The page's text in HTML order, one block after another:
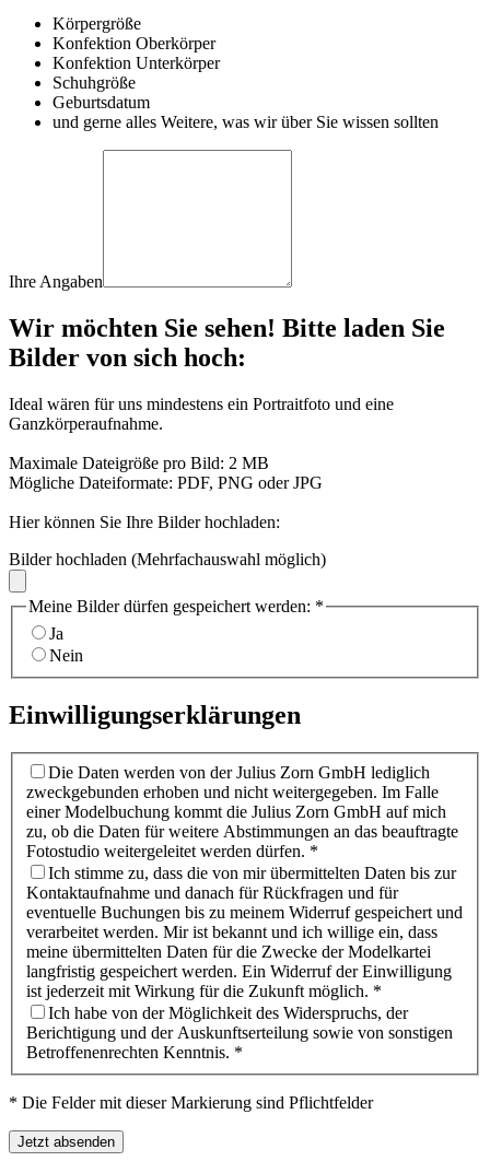
Körpergröße
Konfektion Oberkörper
Konfektion Unterkörper
Schuhgröße
Geburtsdatum
und gerne alles Weitere, was wir über Sie wissen sollten
Ihre Angaben
Wir möchten Sie sehen! Bitte laden Sie
Bilder von sich hoch:
Ideal wären für uns mindestens ein Portraitfoto und eine
Ganzkörperaufnahme.
Maximale Dateigröße pro Bild: 2 MB
Mögliche Dateiformate: PDF, PNG oder JPG
Hier können Sie Ihre Bilder hochladen:
Bilder hochladen (Mehrfachauswahl möglich)
Meine Bilder dürfen gespeichert werden: *
Ja
Nein
Einwilligungserklärungen
Die Daten werden von der Julius Zorn GmbH lediglich
zweckgebunden erhoben und nicht weitergegeben. Im Falle
einer Modelbuchung kommt die Julius Zorn GmbH auf mich
zu, ob die Daten für weitere Abstimmungen an das beauftragte
Fotostudio weitergeleitet werden dürfen. *
Ich stimme zu, dass die von mir übermittelten Daten bis zur
Kontaktaufnahme und danach für Rückfragen und für
eventuelle Buchungen bis zu meinem Widerruf gespeichert und
verarbeitet werden. Mir ist bekannt und ich willige ein, dass
meine übermittelten Daten für die Zwecke der Modelkartei
langfristig gespeichert werden. Ein Widerruf der Einwilligung
ist jederzeit mit Wirkung für die Zukunft möglich. *
Ich habe von der Möglichkeit des Widerspruchs, der
Berichtigung und der Auskunftserteilung sowie von sonstigen
Betroffenenrechten Kenntnis. *
* Die Felder mit dieser Markierung sind Pflichtfelder
Jetzt absenden